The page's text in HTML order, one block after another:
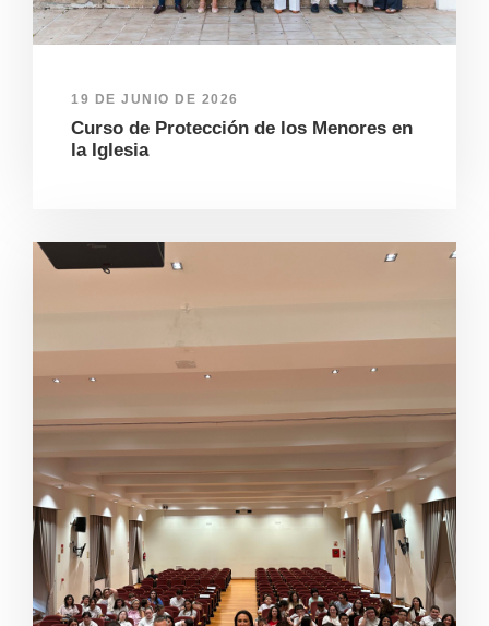
19 DE JUNIO DE 2026
Curso de Protección de los Menores en
la Iglesia